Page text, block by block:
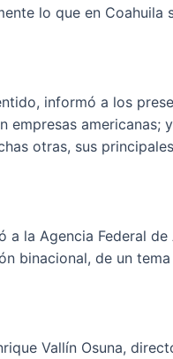
lo que en Coahuila
informó a los
empresas americanas;
otras, sus
a la Agencia Federal
binacional, de un
Vallín Osuna,